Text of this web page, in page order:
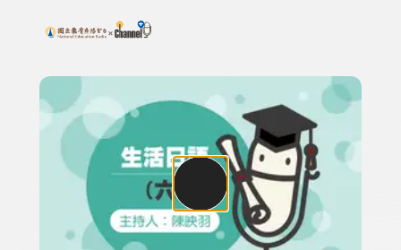
上方功能區塊
搜尋關鍵字：可輸入節目名稱、主持人或關鍵字